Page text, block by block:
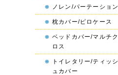
ノレン/パーテーション
枕カバー/ピロケース
ベッドカバー/マルチク
ロス
トイレタリー/ティッシ
ュカバー